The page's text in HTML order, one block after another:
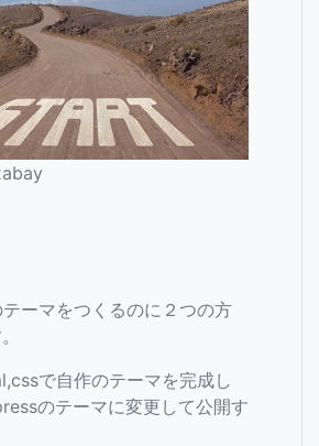
ーマをつくるのに２つの方
で自作のテーマを完成し
のテーマに変更して公開す